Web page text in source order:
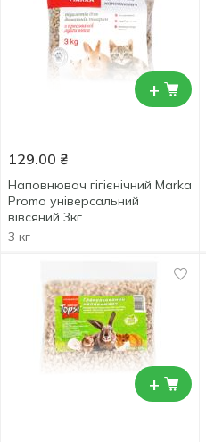
+
129.00 ₴
Наповнювач гігієнічний Marka
Promo універсальний
вівсяний 3кг
3 кг
+